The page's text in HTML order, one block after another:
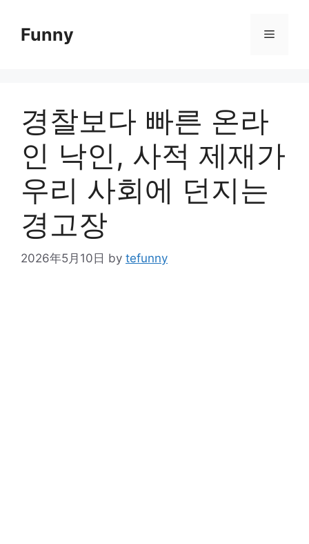
contentFunny Menu
경찰보다 빠른 온라
인 낙인, 사적 제재가
우리 사회에 던지는
경고장
2026年5月10日 by tefunny